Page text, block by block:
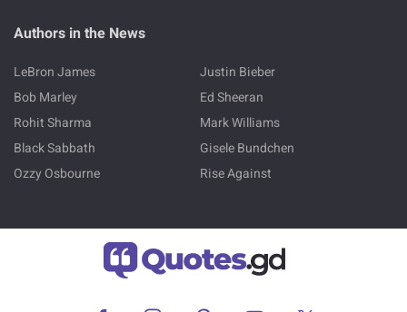
Authors in the News
LeBron James
Justin Bieber
Bob Marley
Ed Sheeran
Rohit Sharma
Mark Williams
Black Sabbath
Gisele Bundchen
Ozzy Osbourne
Rise Against